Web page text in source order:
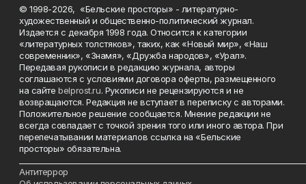
© 1998-2026, «Бельские просторы» - литературно-
художественный и общественно-политический журнал.
Издается с декабря 1998 года. Относится к категории
«литературных толстяков», таких, как «Новый мир», «Наш
современник», «Знамя», «Дружба народов», «Урал».
Передавая рукописи в редакцию журнала, авторы
соглашаются с условиями договора оферты, размещенного
на сайтеbelprost.ru. Рукописи не рецензируются и не
возвращаются. Редакция не вступает в переписку с авторами.
Положительное решение сообщается. Мнение редакции не
всегда совпадает с точкой зрения того или иного автора. При
перепечатывании материалов ссылка на «Бельские
просторы» обязательна.
Антитеррор